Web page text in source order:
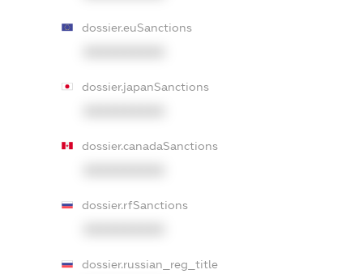
dossier.euSanctions
dossier.japanSanctions
dossier.canadaSanctions
dossier.rfSanctions
dossier.russian_reg_title